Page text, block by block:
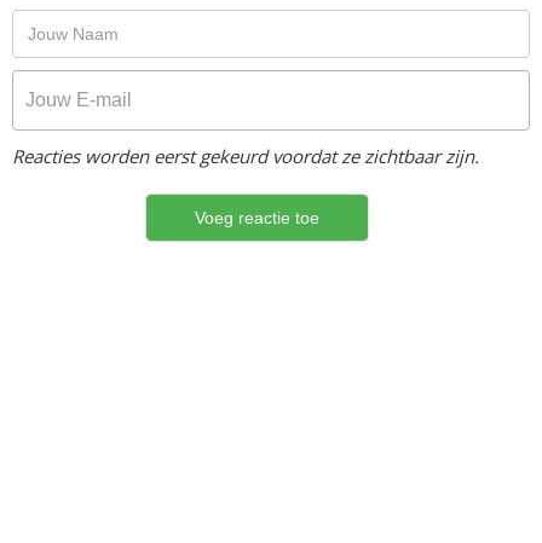
Reacties worden eerst gekeurd voordat ze zichtbaar zijn.